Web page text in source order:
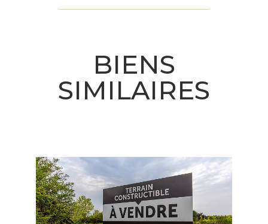
BIENS
SIMILAIRES